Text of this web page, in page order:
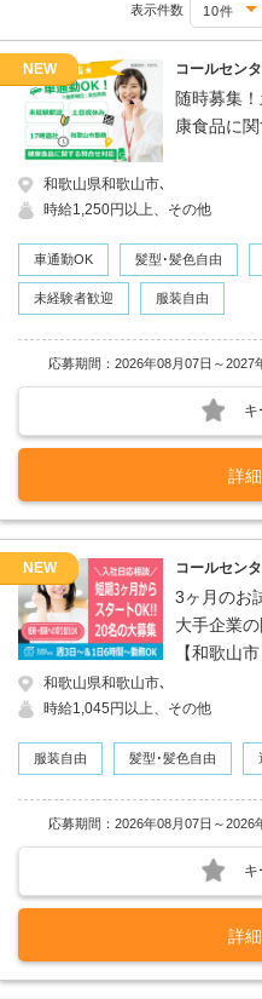
表示件数
NEW コールセン
随時募集
康食品に
和歌山県和歌山市､
時給1,250円以上、その他
車通勤OK 髪型･髪色自由
未経験者歓迎 服装自由
応募期間：2026年08月07日～2027
キ
詳
NEW コールセン
3ヶ月のお
大手企業
【和歌山市
和歌山県和歌山市､
時給1,045円以上、その他
服装自由 髪型･髪色自由
応募期間：2026年08月07日～2026
キ
詳